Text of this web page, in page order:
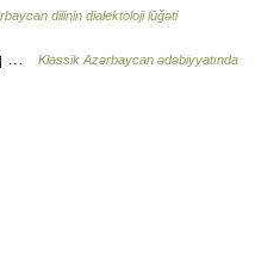
dilinin dialektoloji lüğəti
…
Klassik Azərbaycan ədəbiyyatında